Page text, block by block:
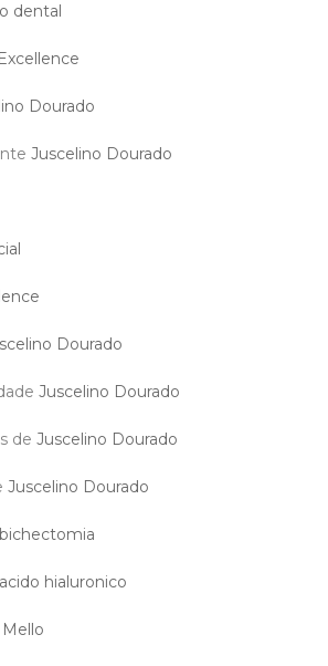
dental
Dourado
Juscelino Dourado
Dourado
Juscelino Dourado
de Juscelino Dourado
Juscelino Dourado
bichectomia
acido hialuronico